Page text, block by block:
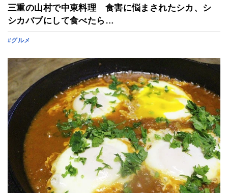
三重の山村で中東料理 食害に悩まされたシカ、シ
シカバブにして食べたら…
#グルメ